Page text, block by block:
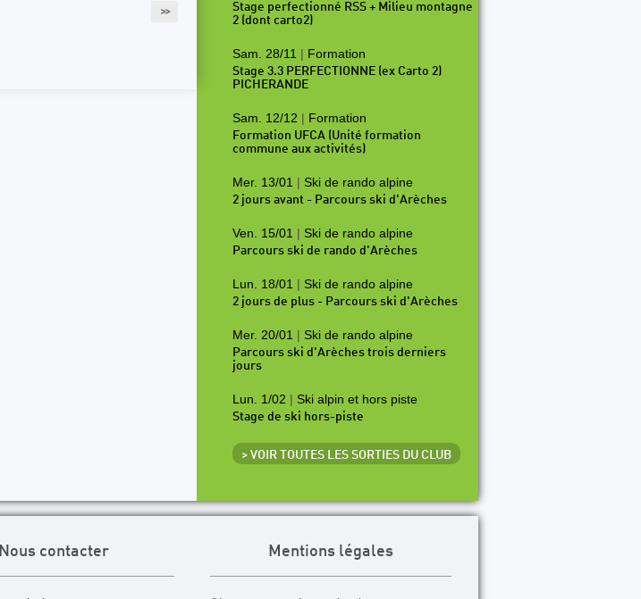
>>
Stage perfectionné RSS + Milieu montagne
2 (dont carto2)
Sam. 28/11 | Formation
Stage 3.3 PERFECTIONNE (ex Carto 2)
PICHERANDE
Sam. 12/12 | Formation
Formation UFCA (Unité formation
commune aux activités)
Mer. 13/01 | Ski de rando alpine
2 jours avant - Parcours ski d'Arèches
Ven. 15/01 | Ski de rando alpine
Parcours ski de rando d'Arèches
Lun. 18/01 | Ski de rando alpine
2 jours de plus - Parcours ski d'Arèches
Mer. 20/01 | Ski de rando alpine
Parcours ski d'Arèches trois derniers
jours
Lun. 1/02 | Ski alpin et hors piste
Stage de ski hors-piste
> VOIR TOUTES LES SORTIES DU CLUB
Nous contacter Mentions légales